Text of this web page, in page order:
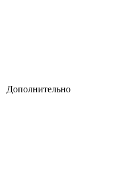
Дополнительно